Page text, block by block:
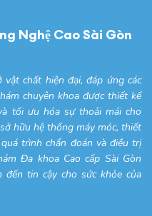
Nghệ Cao Sài Gòn
chất hiện đại, đáp ứng các
chuyên khoa được thiết kế
tối ưu hóa sự thoải mái cho
hữu hệ thống máy móc, thiết
trình chẩn đoán và điều trị
Đa khoa Cao cấp Sài Gòn
tin cậy cho sức khỏe của